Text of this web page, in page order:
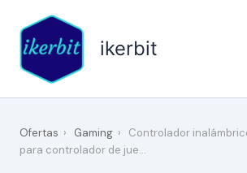
contenido
ikerbit
Ofertas › Gaming ›
Controlador
para controlador de jue…